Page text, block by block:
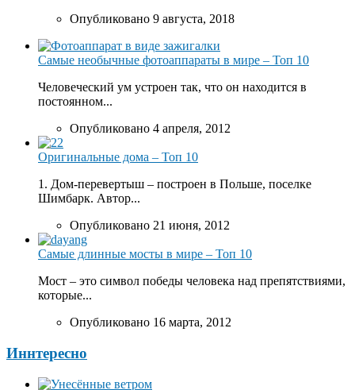
Опубликовано 9 августа, 2018
Самые необычные фотоаппараты в мире – Топ 10
Человеческий ум устроен так, что он находится в
постоянном...
Опубликовано 4 апреля, 2012
Оригинальные дома – Топ 10
1. Дом-перевертыш – построен в Польше, поселке
Шимбарк. Автор...
Опубликовано 21 июня, 2012
Самые длинные мосты в мире – Топ 10
Мост – это символ победы человека над препятствиями,
которые...
Опубликовано 16 марта, 2012
Иннтересно